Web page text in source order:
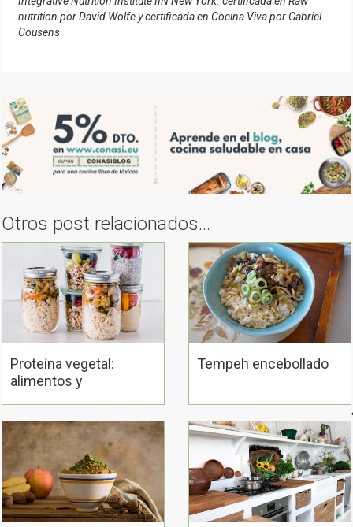
nutrition por David Wolfe y certificada en Cocina Viva por Gabriel
Cousens
Otros post relacionados...
Proteína vegetal:
alimentos y
Tempeh encebollado